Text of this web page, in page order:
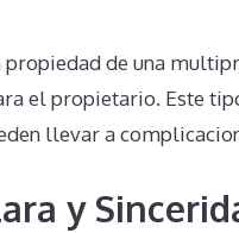
de una
el propietario. Este
llevar a
y